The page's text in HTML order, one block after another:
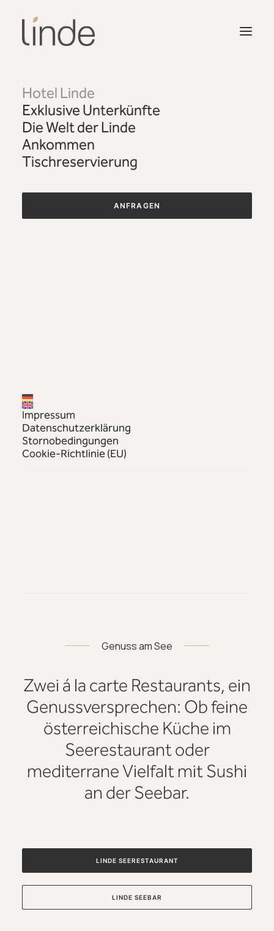
Hotel Linde
Exklusive Unterkünfte
Die Welt der Linde
Ankommen
Tischreservierung
ANFRAGEN
Impressum
Datenschutzerklärung
Stornobedingungen
Cookie-Richtlinie (EU)
MEHR ENTDECKEN
Genuss am See
Zwei á la carte Restaurants, ein
Genussversprechen: Ob feine
österreichische Küche im
Seerestaurant oder
mediterrane Vielfalt mit Sushi
an der Seebar.
LINDE SEERESTAURANT
LINDE SEEBAR